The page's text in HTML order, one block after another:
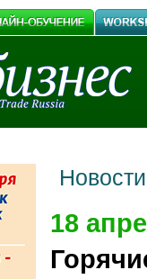
Новости
18